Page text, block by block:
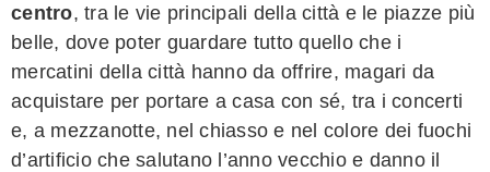
centro, tra le vie principali della città e le piazze più
belle, dove poter guardare tutto quello che i
mercatini della città hanno da offrire, magari da
acquistare per portare a casa con sé, tra i concerti
e, a mezzanotte, nel chiasso e nel colore dei fuochi
d’artificio che salutano l’anno vecchio e danno il